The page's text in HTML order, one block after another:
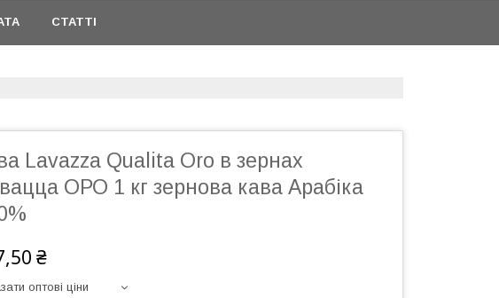
СТАТТІ
Lavazza Qualita Oro в зернах
ОРО 1 кг зернова кава Арабіка
₴
оптові ціни